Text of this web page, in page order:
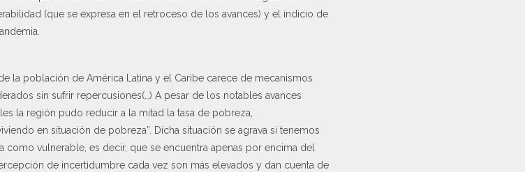
(que se expresa en el retroceso de los avances) y el indicio de
la población de América Latina y el Caribe carece de mecanismos
sin sufrir repercusiones(…) A pesar de los notables avances
la región pudo reducir a la mitad la tasa de pobreza,
en situación de pobreza”. Dicha situación se agrava si tenemos
como vulnerable, es decir, que se encuentra apenas por encima del
de incertidumbre cada vez son más elevados y dan cuenta de